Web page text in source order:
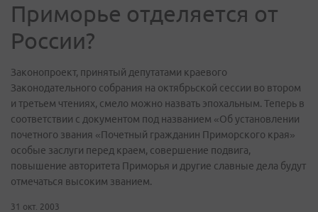
Приморье отделяется от
России?
Законопроект, принятый депутатами краевого
Законодательного собрания на октябрьской сессии во втором
и третьем чтениях, смело можно назвать эпохальным. Теперь в
соответствии с документом под названием «Об установлении
почетного звания «Почетный гражданин Приморского края»
особые заслуги перед краем, совершение подвига,
повышение авторитета Приморья и другие славные дела будут
отмечаться высоким званием.
31 окт. 2003